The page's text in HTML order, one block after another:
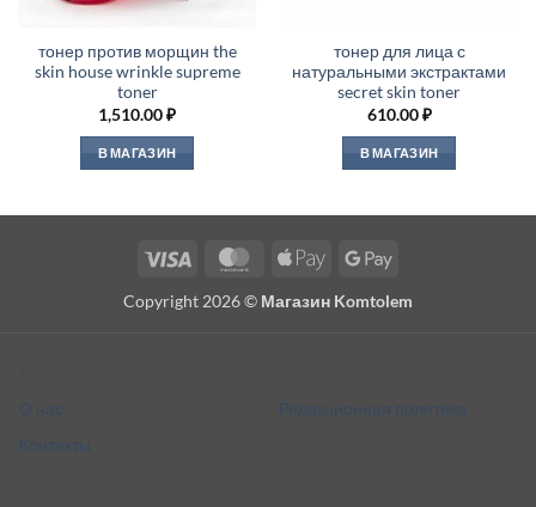
тонер против морщин the
skin house wrinkle supreme
toner
1,510.00₽
В МАГАЗИН
тонер для лица с
натуральными экстрактами
secret skin toner
610.00₽
В МАГАЗИН
Visa MasterCardApple
Google
Copyright 2026 © Магазин Komtolem
О нас
Контакты
Редакционная политика